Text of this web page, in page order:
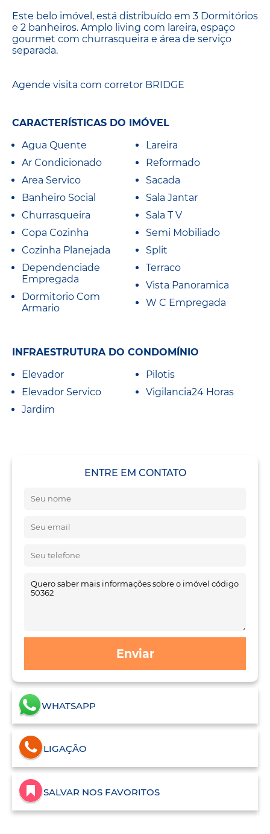
Este belo imóvel, está distribuído em 3 Dormitórios
e 2 banheiros. Amplo living com lareira, espaço
gourmet com churrasqueira e área de serviço
separada.
Agende visita com corretor BRIDGE
CARACTERÍSTICAS DO IMÓVEL
Agua Quente
Ar Condicionado
Area Servico
Banheiro Social
Churrasqueira
Copa Cozinha
Cozinha Planejada
Dependenciade
Empregada
Dormitorio Com
Armario
Lareira
Reformado
Sacada
Sala Jantar
Sala T V
Semi Mobiliado
Split
Terraco
Vista Panoramica
W C Empregada
INFRAESTRUTURA DO CONDOMÍNIO
Elevador
Elevador Servico
Jardim
Pilotis
Vigilancia24 Horas
ENTRE EM CONTATO
Enviar
WHATSAPP
LIGAÇÃO
SALVAR NOS FAVORITOS